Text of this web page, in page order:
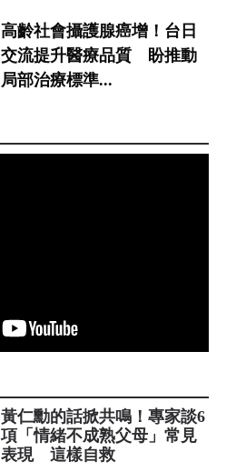
高齡社會攝護腺癌增！台日
交流提升醫療品質 盼推動
局部治療標準...
黃仁勳的話掀共鳴！專家談6
項「情緒不成熟父母」常見
表現 這樣自救